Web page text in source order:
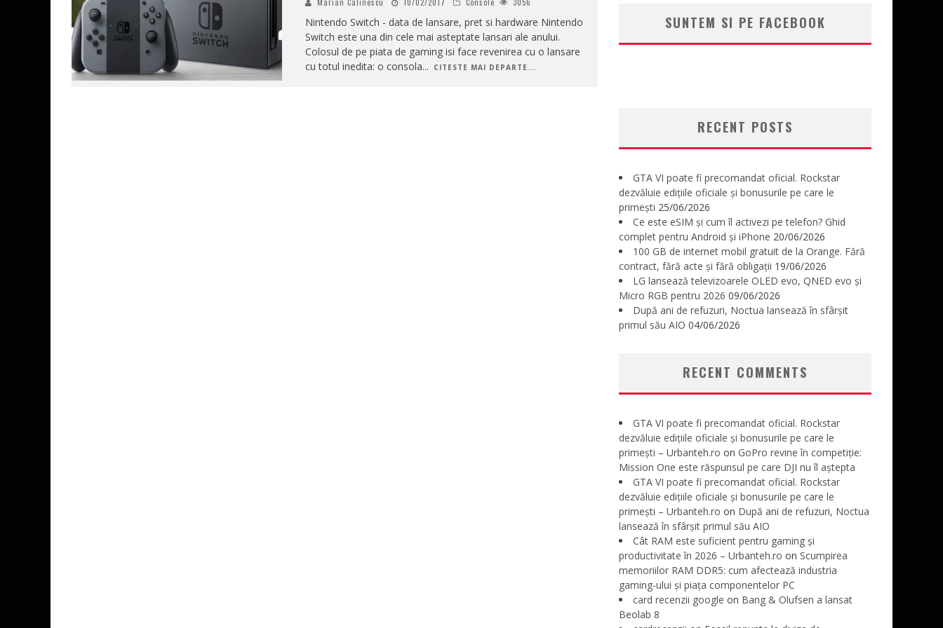
Nintendo Switch - data de lansare, pret si hardware Nintendo
Switch este una din cele mai asteptate lansari ale anului.
Colosul de pe piata de gaming isi face revenirea cu o lansare
cu totul inedita: o consola... CITESTE MAI DEPARTE...
SUNTEM SI PE FACEBOOK
RECENT POSTS
GTA VI poate fi precomandat oficial. Rockstar
dezvăluie edițiile oficiale și bonusurile pe care le
primești 25/06/2026
Ce este eSIM și cum îl activezi pe telefon? Ghid
complet pentru Android și iPhone 20/06/2026
100 GB de internet mobil gratuit de la Orange. Fără
contract, fără acte și fără obligații 19/06/2026
LG lansează televizoarele OLED evo, QNED evo și
Micro RGB pentru 2026 09/06/2026
După ani de refuzuri, Noctua lansează în sfârșit
primul său AIO 04/06/2026
RECENT COMMENTS
GTA VI poate fi precomandat oficial. Rockstar
dezvăluie edițiile oficiale și bonusurile pe care le
primești – Urbanteh.ro on GoPro revine în competiție:
Mission One este răspunsul pe care DJI nu îl aștepta
GTA VI poate fi precomandat oficial. Rockstar
dezvăluie edițiile oficiale și bonusurile pe care le
primești – Urbanteh.ro on După ani de refuzuri, Noctua
lansează în sfârșit primul său AIO
Cât RAM este suficient pentru gaming și
productivitate în 2026 – Urbanteh.ro on Scumpirea
memoriilor RAM DDR5: cum afectează industria
gaming-ului și piața componentelor PC
card recenzii google on Bang & Olufsen a lansat
Beolab 8